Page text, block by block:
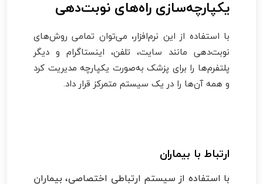
یکپارچه‌سازی راه‌های نوبت‌دهی
با استفاده از این نرم‌افزار، می‌توان تمامی روش‌های
نوبت‌دهی مانند سایت، تلفن، اینستاگرام و دیگر
پلتفرم‌ها را برای پزشک به‌صورت یکپارچه مدیریت کرد
و همه آن‌ها را در یک سیستم متمرکز قرار داد.
ارتباط با بیماران
با استفاده از سیستم ارتباطی اختصاصی، بیماران